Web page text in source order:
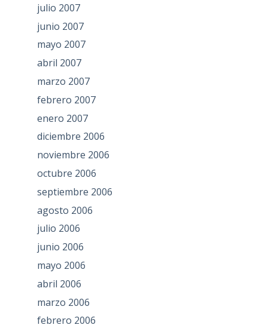
julio 2007
junio 2007
mayo 2007
abril 2007
marzo 2007
febrero 2007
enero 2007
diciembre 2006
noviembre 2006
octubre 2006
septiembre 2006
agosto 2006
julio 2006
junio 2006
mayo 2006
abril 2006
marzo 2006
febrero 2006